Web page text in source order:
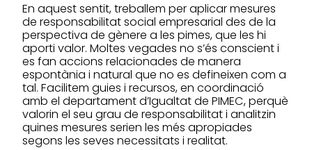
En aquest sentit, treballem per aplicar mesures
de responsabilitat social empresarial des de la
perspectiva de gènere a les pimes, que les hi
aporti valor. Moltes vegades no s’és conscient i
es fan accions relacionades de manera
espontània i natural que no es defineixen com a
tal. Facilitem guies i recursos, en coordinació
amb el departament d’Igualtat de PIMEC, perquè
valorin el seu grau de responsabilitat i analitzin
quines mesures serien les més apropiades
segons les seves necessitats i realitat.